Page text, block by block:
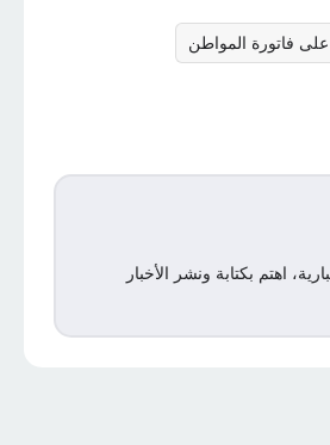
فاتورة المواطن
اهتم بكتابة ونشر الأخبار